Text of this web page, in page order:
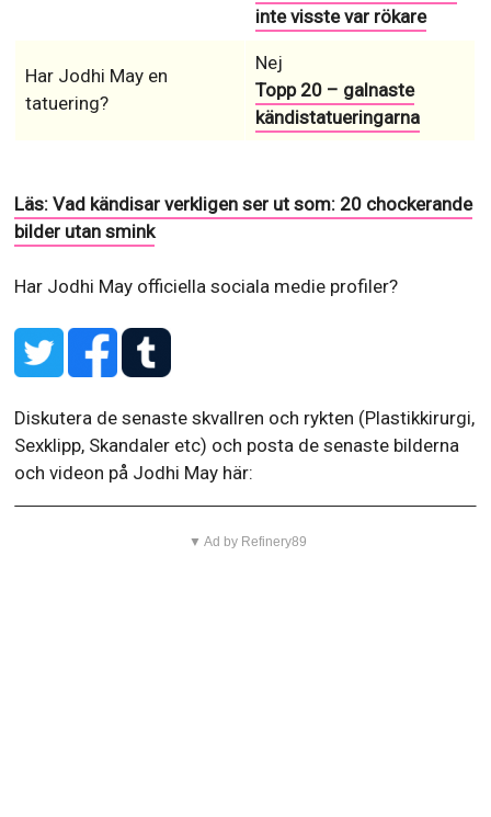
inte visste var rökare
Har Jodhi May en
tatuering?
Nej
Topp 20 – galnaste
kändistatueringarna
Läs: Vad kändisar verkligen ser ut som: 20 chockerande
bilder utan smink
Har Jodhi May officiella sociala medie profiler?
Diskutera de senaste skvallren och rykten (Plastikkirurgi,
Sexklipp, Skandaler etc) och posta de senaste bilderna
och videon på Jodhi May här:
▼ Ad by Refinery89